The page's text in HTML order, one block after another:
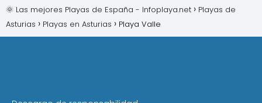
🌞 Las mejores Playas de España - Infoplaya.net
Playas de
Asturias
Playas en Asturias Playa Valle